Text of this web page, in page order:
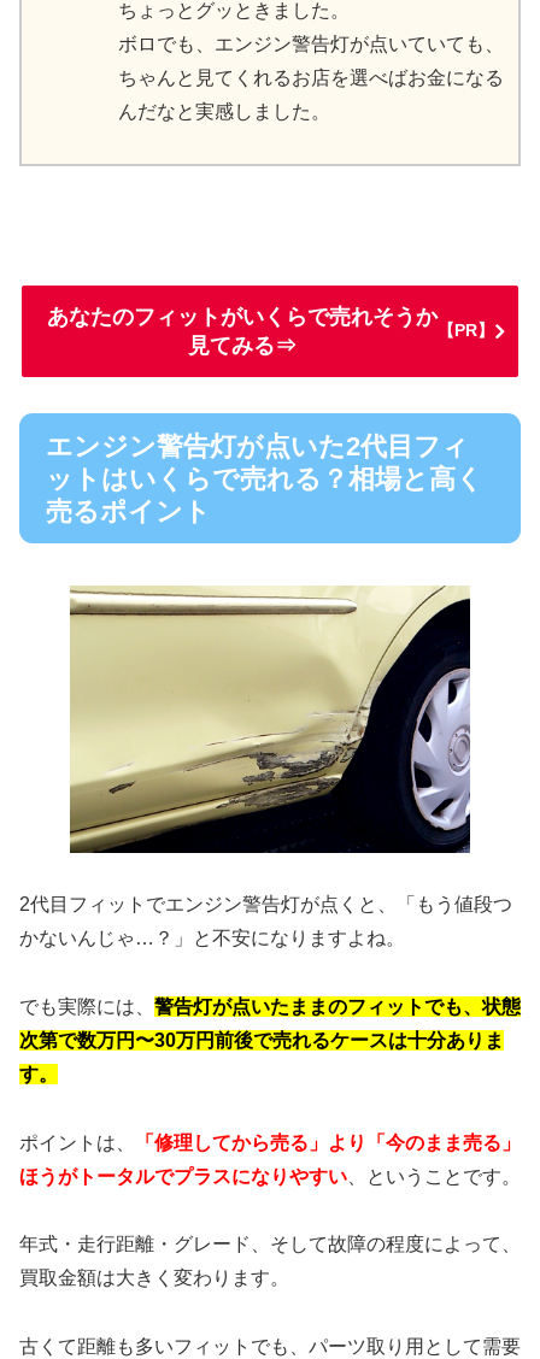
ちょっとグッときました。
ボロでも、エンジン警告灯が点いていても、
ちゃんと見てくれるお店を選べばお金になる
んだなと実感しました。
あなたのフィットがいくらで売れそうか
見てみる⇒
【PR】
エンジン警告灯が点いた2代目フィ
ットはいくらで売れる？相場と高く
売るポイント
2代目フィットでエンジン警告灯が点くと、「もう値段つ
かないんじゃ…？」と不安になりますよね。
でも実際には、 警告灯が点いたままのフィットでも、状態
次第で数万円〜30万円前後で売れるケースは十分ありま
す。
ポイントは、
「修理してから売る」より「今のまま売る」
ほうがトータルでプラスになりやすい 、ということです。
年式・走行距離・グレード、そして故障の程度によって、
買取金額は大きく変わります。
古くて距離も多いフィットでも、パーツ取り用として需要